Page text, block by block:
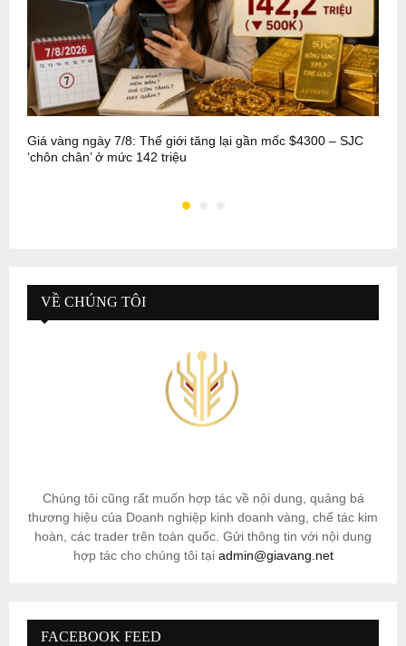
Giá vàng ngày 7/8: Thế giới tăng lại gần mốc $4300 – SJC
‘chôn chân’ ở mức 142 triệu
VỀ CHÚNG TÔI
Chúng tôi cũng rất muốn hợp tác về nội dung, quảng bá
thương hiệu của Doanh nghiệp kinh doanh vàng, chế tác kim
hoàn, các trader trên toàn quốc. Gửi thông tin với nội dung
hợp tác cho chúng tôi tại admin@giavang.net
FACEBOOK FEED